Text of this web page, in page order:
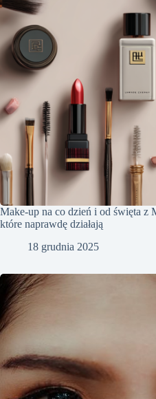
Make-up na co dzień i od święta z
które naprawdę działają
18 grudnia 2025